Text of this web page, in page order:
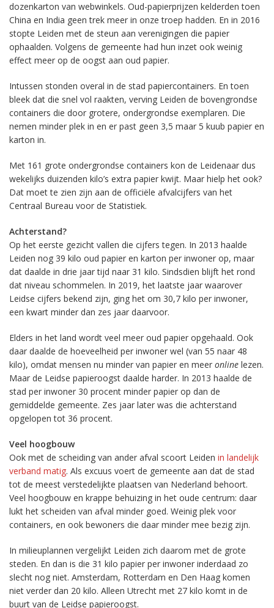
dozenkarton van webwinkels. Oud-papierprijzen kelderden toen
China en India geen trek meer in onze troep hadden. En in 2016
stopte Leiden met de steun aan verenigingen die papier
ophaalden. Volgens de gemeente had hun inzet ook weinig
effect meer op de oogst aan oud papier.
Intussen stonden overal in de stad papiercontainers. En toen
bleek dat die snel vol raakten, verving Leiden de bovengrondse
containers die door grotere, ondergrondse exemplaren. Die
nemen minder plek in en er past geen 3,5 maar 5 kuub papier en
karton in.
Met 161 grote ondergrondse containers kon de Leidenaar dus
wekelijks duizenden kilo’s extra papier kwijt. Maar hielp het ook?
Dat moet te zien zijn aan de officiële afvalcijfers van het
Centraal Bureau voor de Statistiek.
Achterstand?
Op het eerste gezicht vallen die cijfers tegen. In 2013 haalde
Leiden nog 39 kilo oud papier en karton per inwoner op, maar
dat daalde in drie jaar tijd naar 31 kilo. Sindsdien blijft het rond
dat niveau schommelen. In 2019, het laatste jaar waarover
Leidse cijfers bekend zijn, ging het om 30,7 kilo per inwoner,
een kwart minder dan zes jaar daarvoor.
Elders in het land wordt veel meer oud papier opgehaald. Ook
daar daalde de hoeveelheid per inwoner wel (van 55 naar 48
kilo), omdat mensen nu minder van papier en meer online lezen.
Maar de Leidse papieroogst daalde harder. In 2013 haalde de
stad per inwoner 30 procent minder papier op dan de
gemiddelde gemeente. Zes jaar later was die achterstand
opgelopen tot 36 procent.
Veel hoogbouw
Ook met de scheiding van ander afval scoort Leiden in landelijk
verband matig. Als excuus voert de gemeente aan dat de stad
tot de meest verstedelijkte plaatsen van Nederland behoort.
Veel hoogbouw en krappe behuizing in het oude centrum: daar
lukt het scheiden van afval minder goed. Weinig plek voor
containers, en ook bewoners die daar minder mee bezig zijn.
In milieuplannen vergelijkt Leiden zich daarom met de grote
steden. En dan is die 31 kilo papier per inwoner inderdaad zo
slecht nog niet. Amsterdam, Rotterdam en Den Haag komen
niet verder dan 20 kilo. Alleen Utrecht met 27 kilo komt in de
buurt van de Leidse papieroogst.